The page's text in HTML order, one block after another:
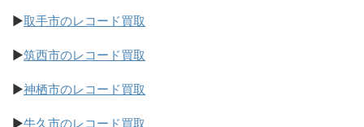
▶取手市のレコード買取
▶筑西市のレコード買取
▶神栖市のレコード買取
▶牛久市のレコード買取